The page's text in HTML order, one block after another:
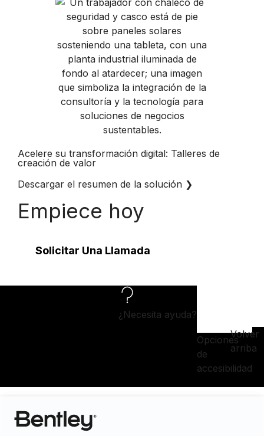
Acelere su transformación digital: Talleres de
creación de valor
Descargar el resumen de la solución ❯
Empiece hoy
Solicitar Una Llamada
¿Necesita ayuda?
Opciones
de
accesibilidad
Volver
arriba